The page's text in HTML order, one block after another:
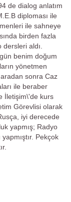
de dialog anlatım
diploması ile
ile sahneye
birden fazla
aldı.
benim doğum
yönetmen
aradan sonra Caz
ile beraber
İletişim\'de kurs
Görevlisi olarak
iyi derecede
yapmış; Radyo
Pekçok